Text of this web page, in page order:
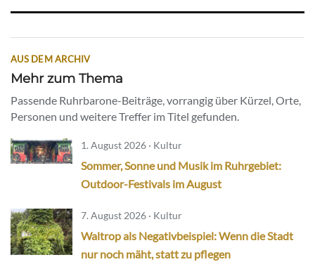
AUS DEM ARCHIV
Mehr zum Thema
Passende Ruhrbarone-Beiträge, vorrangig über Kürzel, Orte,
Personen und weitere Treffer im Titel gefunden.
1. August 2026 · Kultur
Sommer, Sonne und Musik im Ruhrgebiet:
Outdoor-Festivals im August
7. August 2026 · Kultur
Waltrop als Negativbeispiel: Wenn die Stadt
nur noch mäht, statt zu pflegen